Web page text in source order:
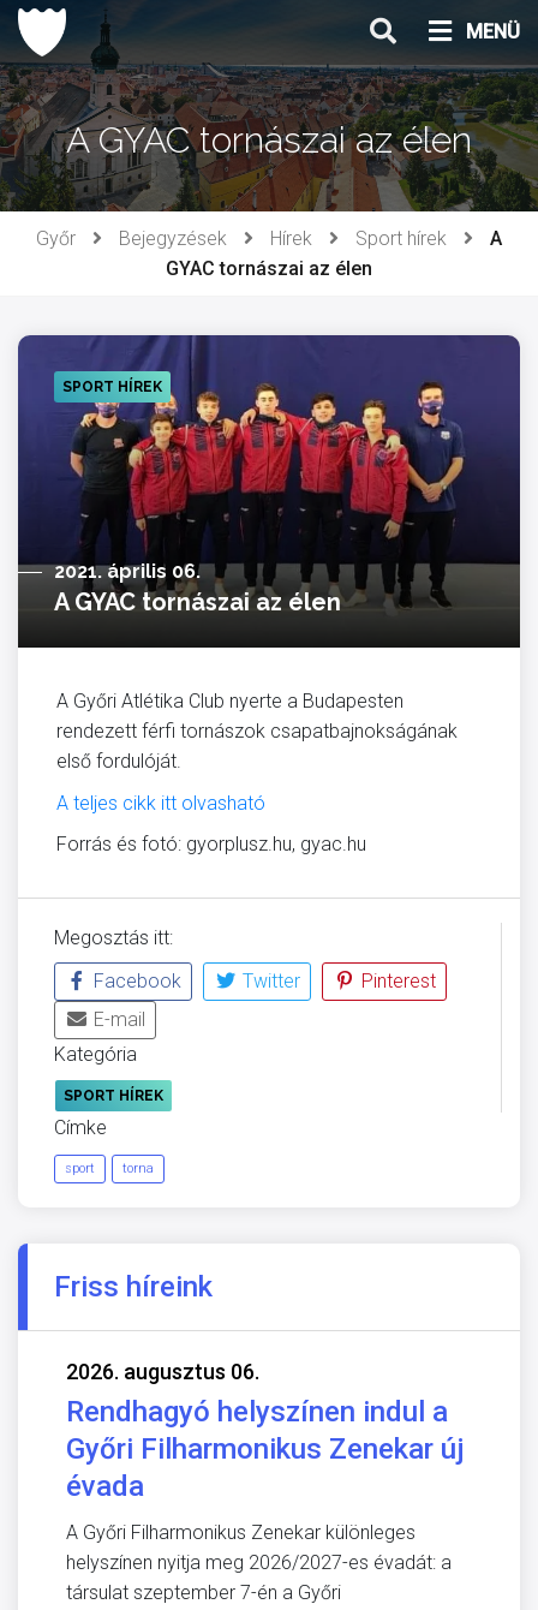
Ugrás
tartalomhoz
MENÜ
A GYAC tornászai az élen
Győr Bejegyzések Hírek Sport hírek
A
GYAC tornászai az élen
SPORT HÍREK
2021. április 06.
A GYAC tornászai az élen
A Győri Atlétika Club nyerte a Budapesten
rendezett férfi tornászok csapatbajnokságának
első fordulóját.
A teljes cikk itt olvasható
Forrás és fotó: gyorplusz.hu, gyac.hu
Megosztás itt:
Facebook
Twitter
Pinterest
E-mail
Kategória
SPORT HÍREK
Címke
sport torna
Friss híreink
2026. augusztus 06.
Rendhagyó helyszínen indul a
Győri Filharmonikus Zenekar új
évada
A Győri Filharmonikus Zenekar különleges
helyszínen nyitja meg 2026/2027-es évadát: a
társulat szeptember 7-én a Győri